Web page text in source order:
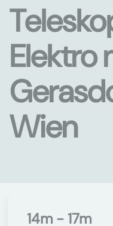
Elektro
Wien
14m - 17m